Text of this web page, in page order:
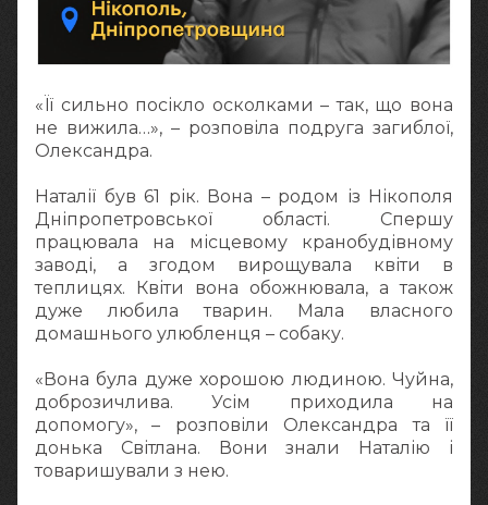
«Її сильно посікло осколками – так, що вона
не вижила…», – розповіла подруга загиблої,
Олександра.
Наталії був 61 рік. Вона – родом із Нікополя
Дніпропетровської області. Спершу
працювала на місцевому кранобудівному
заводі, а згодом вирощувала квіти в
теплицях. Квіти вона обожнювала, а також
дуже любила тварин. Мала власного
домашнього улюбленця – собаку.
«Вона була дуже хорошою людиною. Чуйна,
доброзичлива. Усім приходила на
допомогу», – розповіли Олександра та її
донька Світлана. Вони знали Наталію і
товаришували з нею.